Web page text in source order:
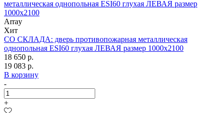
Array
Хит
СО СКЛАДА: дверь противопожарная металлическая
однопольная ESI60 глухая ЛЕВАЯ размер 1000х2100
18 650 р.
19 083 р.
В корзину
-
+